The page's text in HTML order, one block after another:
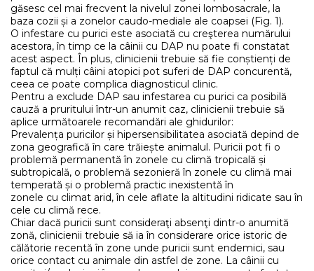
găsesc cel mai frecvent la nivelul zonei lombosacrale, la
baza cozii și a zonelor caudo-mediale ale coapsei (Fig. 1).
O infestare cu purici este asociată cu creşterea numărului
acestora, în timp ce la câinii cu DAP nu poate fi constatat
acest aspect. În plus, clinicienii trebuie să fie conștienți de
faptul că mulți câini atopici pot suferi de DAP concurentă,
ceea ce poate complica diagnosticul clinic.
Pentru a exclude DAP sau infestarea cu purici ca posibilă
cauză a pruritului într-un anumit caz, clinicienii trebuie să
aplice următoarele recomandări ale ghidurilor:
Prevalența puricilor și hipersensibilitatea asociată depind de
zona geografică în care trăiește animalul. Puricii pot fi o
problemă permanentă în zonele cu climă tropicală și
subtropicală, o problemă sezonieră în zonele cu climă mai
temperată și o problemă practic inexistentă în
zonele cu climat arid, în cele aflate la altitudini ridicate sau în
cele cu climă rece.
Chiar dacă puricii sunt consideraţi absenţi dintr-o anumită
zonă, clinicienii trebuie să ia în considerare orice istoric de
călătorie recentă în zone unde puricii sunt endemici, sau
orice contact cu animale din astfel de zone. La câinii cu